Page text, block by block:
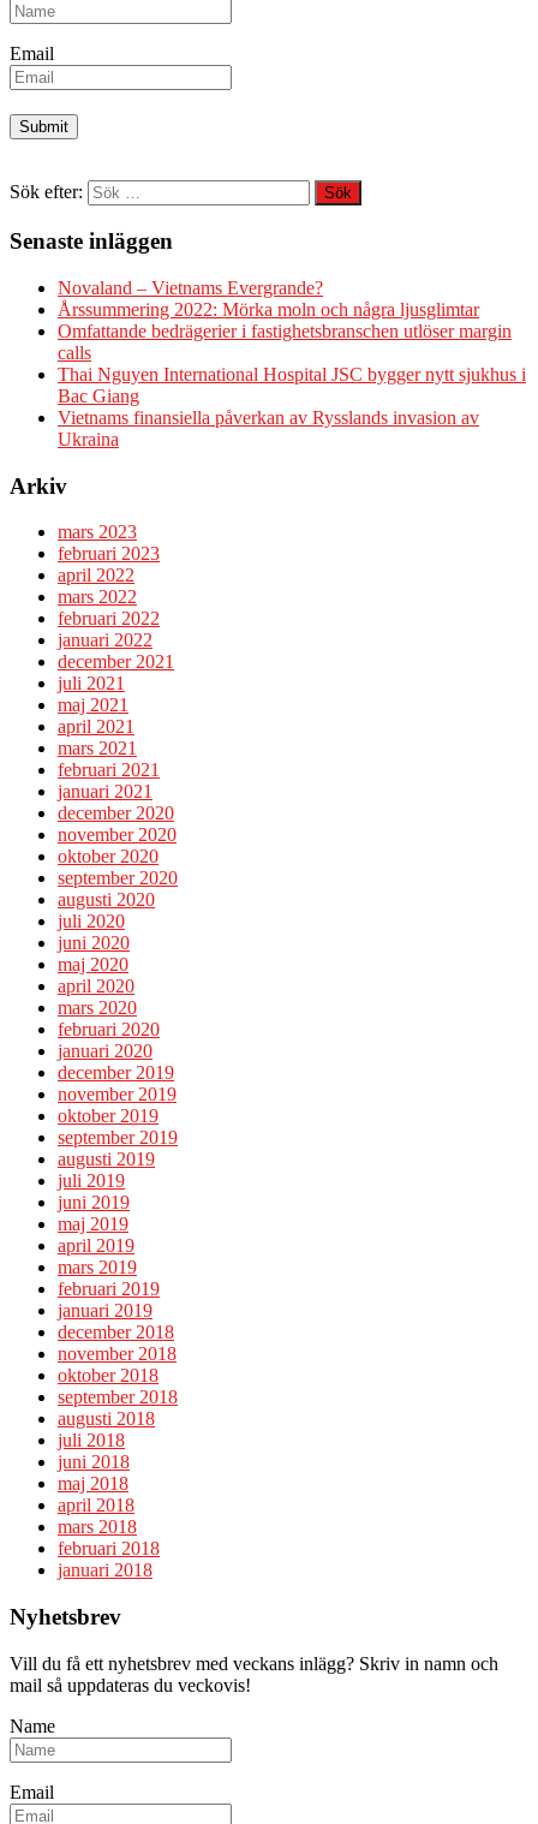
Email
Sök efter:
Senaste inläggen
Novaland – Vietnams Evergrande?
Årssummering 2022: Mörka moln och några ljusglimtar
Omfattande bedrägerier i fastighetsbranschen utlöser margin
calls
Thai Nguyen International Hospital JSC bygger nytt sjukhus i
Bac Giang
Vietnams finansiella påverkan av Rysslands invasion av
Ukraina
Arkiv
mars 2023
februari 2023
april 2022
mars 2022
februari 2022
januari 2022
december 2021
juli 2021
maj 2021
april 2021
mars 2021
februari 2021
januari 2021
december 2020
november 2020
oktober 2020
september 2020
augusti 2020
juli 2020
juni 2020
maj 2020
april 2020
mars 2020
februari 2020
januari 2020
december 2019
november 2019
oktober 2019
september 2019
augusti 2019
juli 2019
juni 2019
maj 2019
april 2019
mars 2019
februari 2019
januari 2019
december 2018
november 2018
oktober 2018
september 2018
augusti 2018
juli 2018
juni 2018
maj 2018
april 2018
mars 2018
februari 2018
januari 2018
Nyhetsbrev
Vill du få ett nyhetsbrev med veckans inlägg? Skriv in namn och
mail så uppdateras du veckovis!
Name
Email